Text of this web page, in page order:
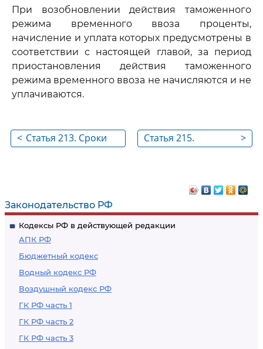
Законодательство РФ
Кодексы РФ в действующей редакции
АПК РФ
Бюджетный кодекс
Водный кодекс РФ
Воздушный кодекс РФ
ГК РФ часть 1
ГК РФ часть 2
ГК РФ часть 3
При возобновлении действия таможенного
режима временного ввоза проценты,
начисление и уплата которых предусмотрены в
соответствии с настоящей главой, за период
приостановления действия таможенного
режима временного ввоза не начисляются и не
уплачиваются.
< Статья 213. Сроки
>
Статья 215.